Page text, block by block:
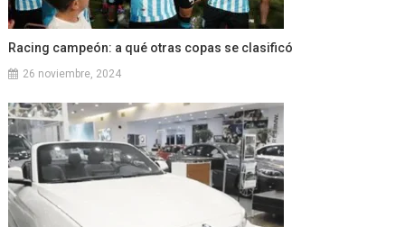
Racing campeón: a qué otras copas se clasificó
26 noviembre, 2024